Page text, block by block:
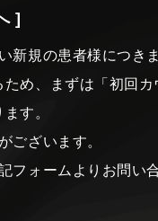
]
新規の患者様につき
め、まずは「初回
す。
ございます。
フォームよりお問い